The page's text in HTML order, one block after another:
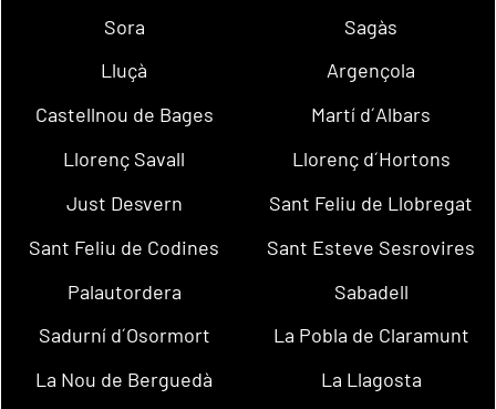
Sora
Sagàs
Lluçà
Argençola
Castellnou de Bages
Martí d´Albars
Llorenç Savall
Llorenç d´Hortons
Just Desvern
Sant Feliu de Llobregat
Sant Feliu de Codines
Sant Esteve Sesrovires
Palautordera
Sabadell
Sadurní d´Osormort
La Pobla de Claramunt
La Nou de Berguedà
La Llagosta